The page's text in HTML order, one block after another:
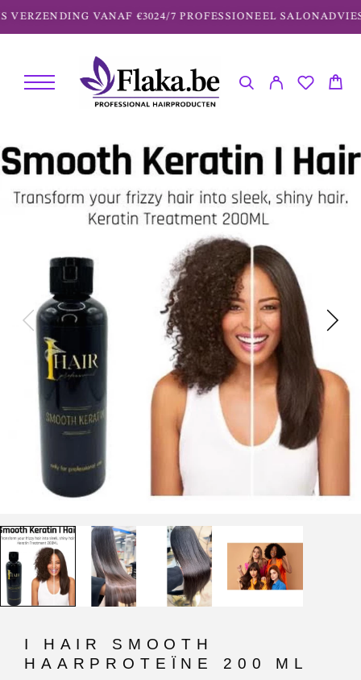
VANAF €3024/7 PROFESSIONEEL SALONADVIES
I HAIR SMOOTH
HAARPROTEÏNE 200 ML